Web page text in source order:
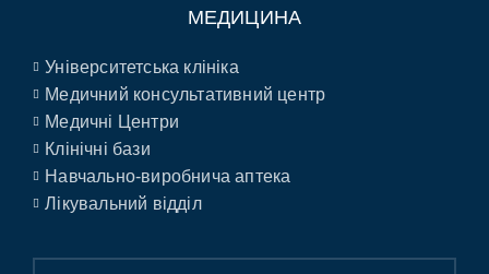
МЕДИЦИНА
Університетська клініка
Медичний консультативний центр
Медичні Центри
Клінічні бази
Навчально-виробнича аптека
Лікувальний відділ